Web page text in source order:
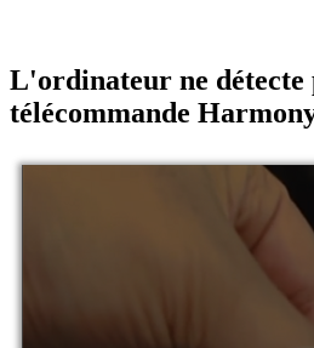
L'ordinateur ne détecte
télécommande